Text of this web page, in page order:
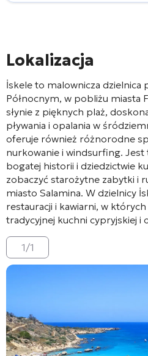
Lokalizacja
İskele to malownicza dzielnica
Północnym, w pobliżu miasta
słynie z pięknych plaż,
pływania i opalania w
oferuje również różnorodne
nurkowanie i windsurfing.
bogatej historii i dziedzictwie
zobaczyć starożytne zabytki i
miasto Salamina. W dzielnicy
restauracji i kawiarni, w
tradycyjnej kuchni cypryjskiej i
1/1